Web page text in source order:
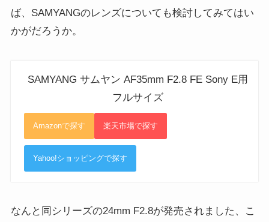
ば、SAMYANGのレンズについても検討してみてはい
かがだろうか。
SAMYANG サムヤン AF35mm F2.8 FE Sony E用
フルサイズ
Amazonで探す 楽天市場で探す
Yahoo!ショッピングで探す
なんと同シリーズの24mm F2.8が発売されました、こ